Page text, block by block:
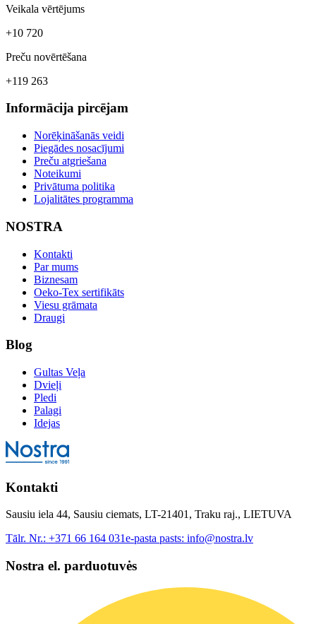
Veikala vērtējums
+10 720
Preču novērtēšana
+119 263
Informācija pircējam
Norēķināšanās veidi
Piegādes nosacījumi
Preču atgriešana
Noteikumi
Privātuma politika
Lojalitātes programma
NOSTRA
Kontakti
Par mums
Biznesam
Oeko-Tex sertifikāts
Viesu grāmata
Draugi
Blog
Gultas Veļa
Dvieļi
Pledi
Palagi
Idejas
Kontakti
Sausiu iela 44, Sausiu ciemats, LT-21401, Traku raj., LIETUVA
Tālr. Nr.: +371 66 164 031e-pasta pasts: info@nostra.lv
Nostra el. parduotuvės